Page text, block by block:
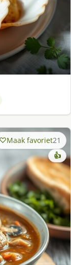
Maak favoriet21
👍